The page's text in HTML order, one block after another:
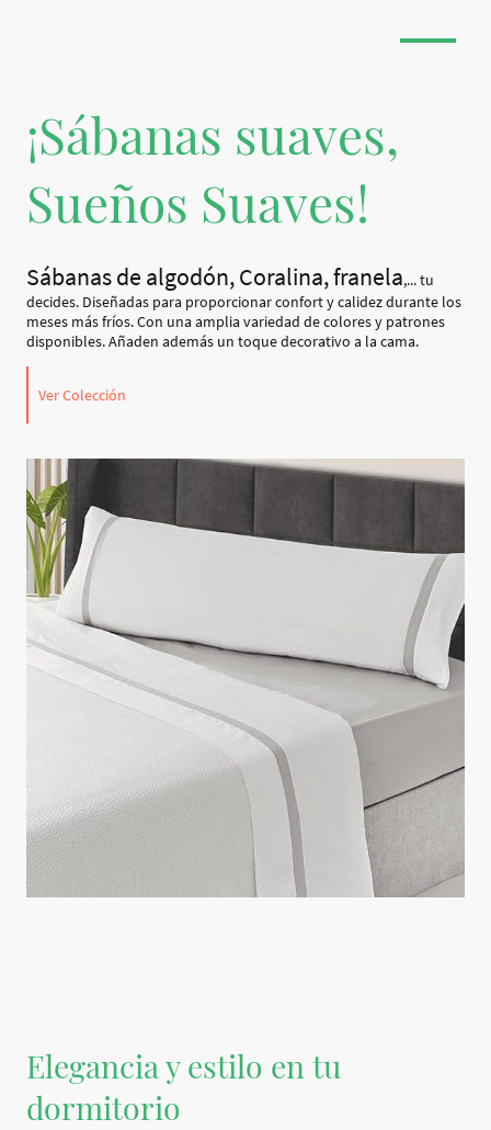
¡Sábanas suaves,
Sueños Suaves!
Sábanas de algodón, Coralina, franela,... tu
decides. Diseñadas para proporcionar confort y calidez durante los
meses más fríos. Con una amplia variedad de colores y patrones
disponibles. Añaden además un toque decorativo a la cama.
Ver Colección
Elegancia y estilo en tu
dormitorio